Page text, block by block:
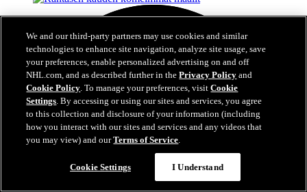
We and our third-party partners may use cookies and similar
technologies to enhance site navigation, analyze site usage, save
your preferences, enable personalized advertising on and off
NHL.com, and as described further in thePrivacy Policy and
Cookie Policy. To manage your preferences, visitCookie
Settings. By accessing or using our sites and services, you agree
to this collection and disclosure of your information (including
how you interact with our sites and services and any videos that
you may view) and ourTerms of Service.
Cookie Settings I Understand